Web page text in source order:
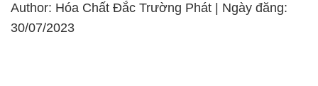
Author: Hóa Chất Đắc Trường Phát | Ngày đăng:
30/07/2023